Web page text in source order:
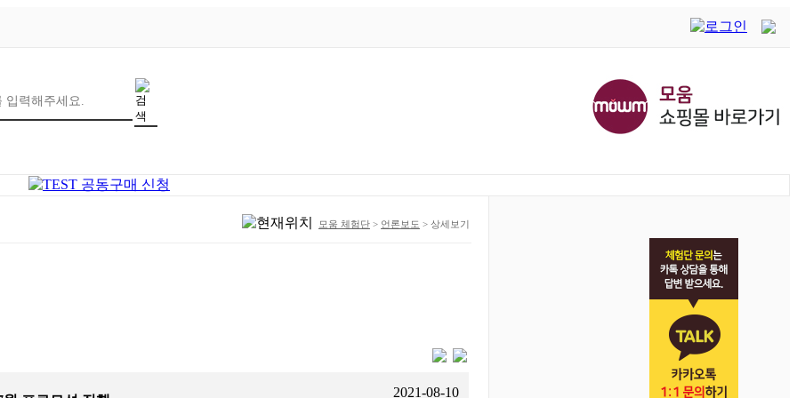
모움 체험단 > 언론보도 > 상세보기
2021-08-10